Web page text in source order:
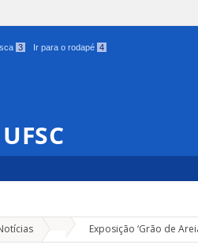
3 Ir para o rodapé 4
Exposição ‘Grão de